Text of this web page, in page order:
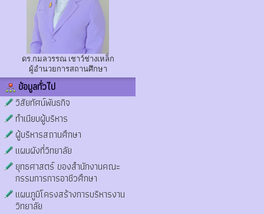
ดร.กมลวรรณ เชาว์ช่างเหล็ก
ผู้อำนวยการสถานศึกษา
ข้อมูลทั่วไป
วิสัยทัศน์พันธกิจ
ทำเนียบผู้บริหาร
ผู้บริหารสถานศึกษา
แผนผังที่วิทยาลัย
ยุทธศาสตร์ ของสำนักงานคณะ
กรรมการการอาชีวศึกษา
แผนภูมิโครงสร้างการบริหารงาน
วิทยาลัย